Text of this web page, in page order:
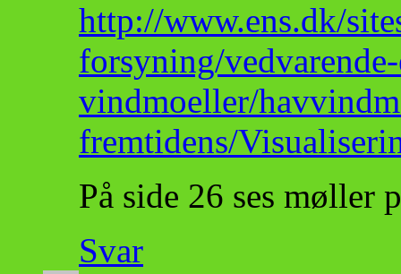
http://www.ens.dk/
forsyning/
vindmoeller/
fremtidens/
På side 26 ses møller
Svar